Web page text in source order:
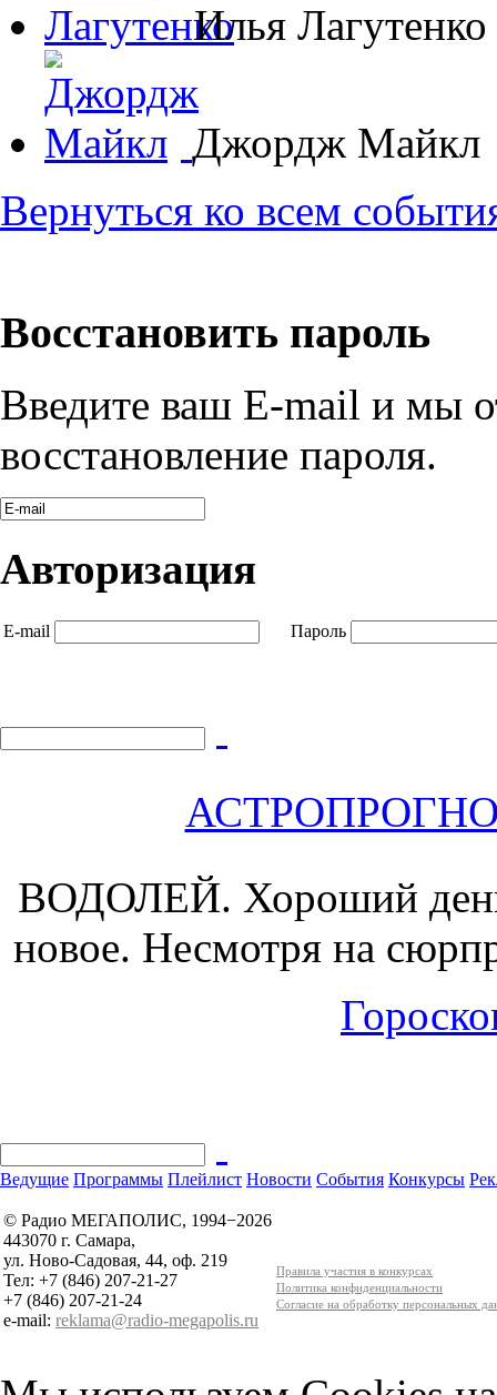
Илья Лагутенко
Джордж Майкл
Вернуться ко всем
Восстановить пароль
Введите ваш E-mail и мы
восстановление пароля.
Авторизация
E-mail Пароль
ВОДОЛЕЙ. Хороший
новое. Несмотря на
Ведущие Программы Плейлист Новости События Конкурсы
© Радио МЕГАПОЛИС, 1994−2026
443070 г. Самара,
ул. Ново-Садовая, 44, оф. 219
Тел: +7 (846) 207-21-27
+7 (846) 207-21-24
e-mail: reklama@radio-megapolis.ru
Правила участия в конкурсах
Политика конфиденциальности
Согласие на обработку персональных